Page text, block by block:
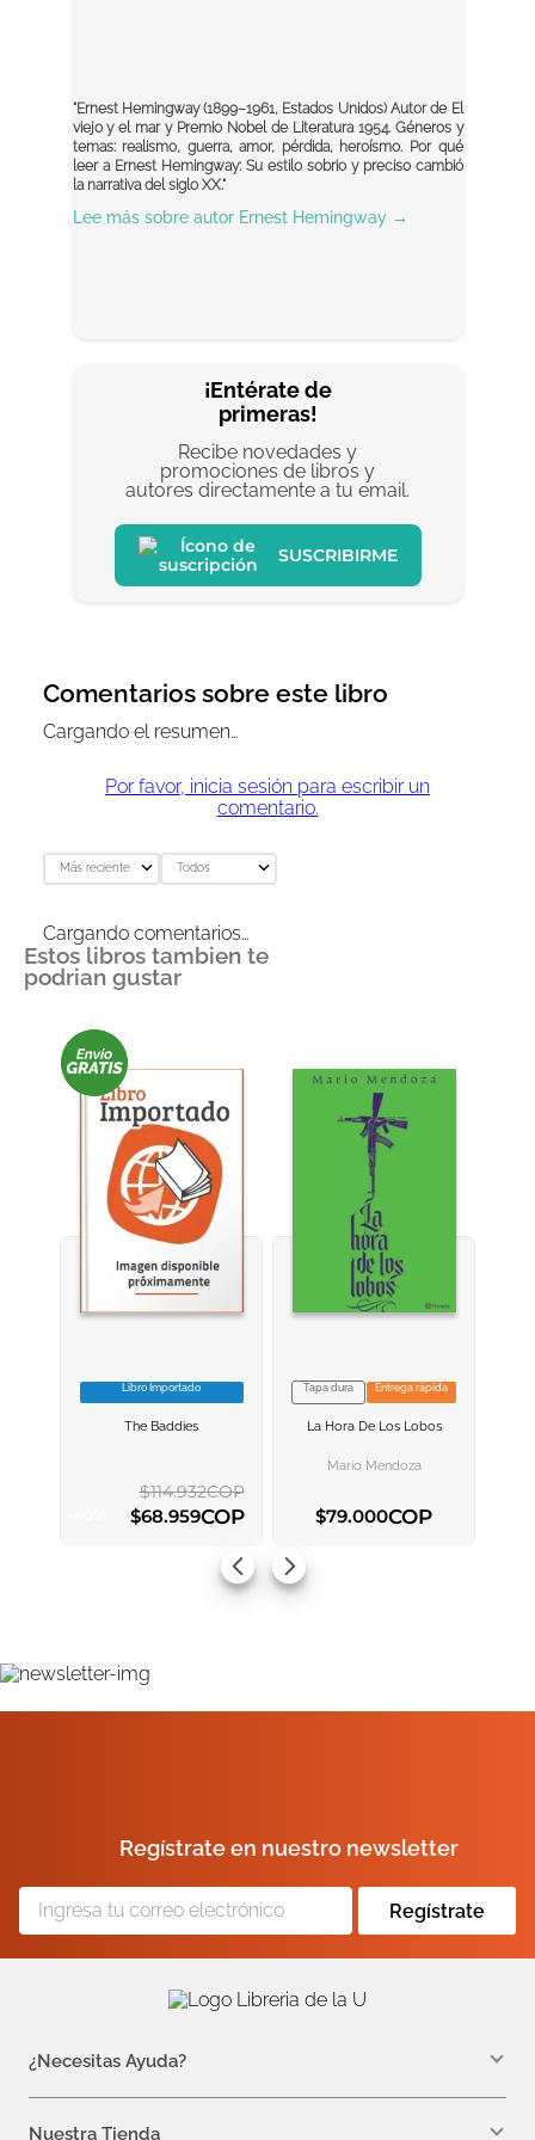
"Ernest Hemingway (1899–1961, Estados Unidos) Autor de El
viejo y el mar y Premio Nobel de Literatura 1954. Géneros y
temas: realismo, guerra, amor, pérdida, heroísmo. Por qué
leer a Ernest Hemingway: Su estilo sobrio y preciso cambió
la narrativa del siglo XX."
Lee más sobre autor Ernest Hemingway→
¡Entérate de
primeras!
Recibe novedades y
promociones de libros y
autores directamente a tu email.
SUSCRIBIRME
Comentarios sobre este libro
Cargando el resumen…
Por favor, inicia sesión para escribir un
comentario.
Más reciente Todos
Cargando comentarios…
Estos libros tambien te
podrian gustar
VER INFORMACION
Libro Importado
The Baddies
$114.932COP
$68.959COP
VER INFORMACION
Tapa dura Entrega rápida
La Hora De Los Lobos
Mario Mendoza
$79.000COP
Regístrate en nuestro newsletter
Regístrate
¿Necesitas Ayuda?
WhatsApp +57 310 7157616
servicioalcliente@libreriadelau.com
Nuestra Tienda